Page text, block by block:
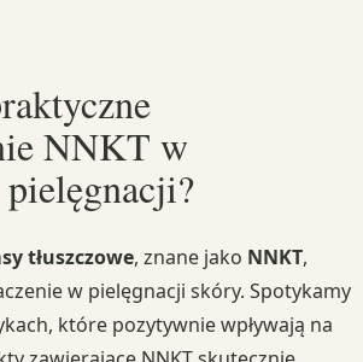
NNKT w
tłuszczowe, znane jako NNKT,
w pielęgnacji skóry. Spotykamy
które pozytywnie wpływają na